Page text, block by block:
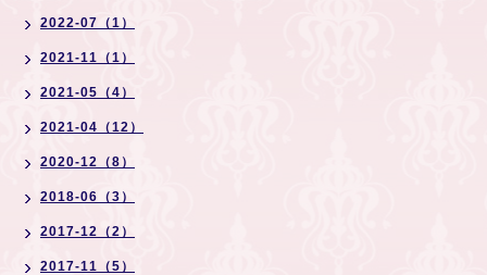
2022-07（1）
2021-11（1）
2021-05（4）
2021-04（12）
2020-12（8）
2018-06（3）
2017-12（2）
2017-11（5）